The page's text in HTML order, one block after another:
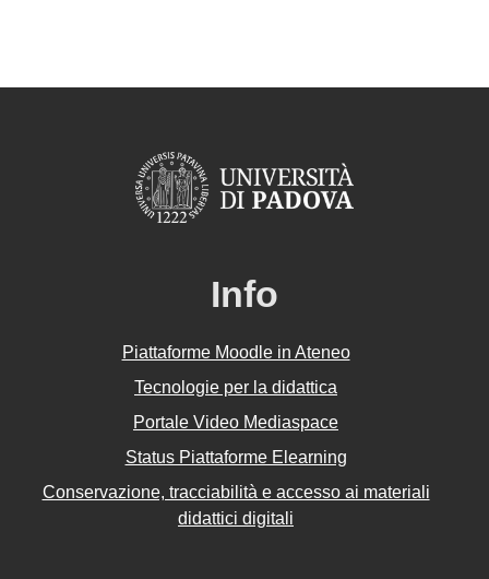
Info
Piattaforme Moodle in Ateneo
Tecnologie per la didattica
Portale Video Mediaspace
Status Piattaforme Elearning
Conservazione, tracciabilità e accesso ai materiali
didattici digitali